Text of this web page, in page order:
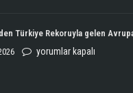
Aldı!
Şampiyonu
Lanlana
Türkiye Rekoruyla gelen
Eylül
yorumlar kapalı